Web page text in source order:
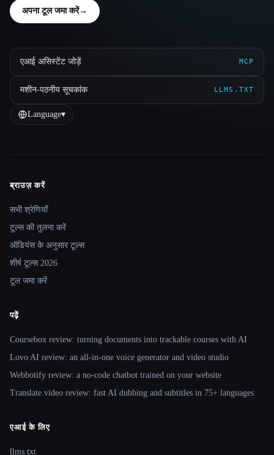
अपना टूल जमा करें→
एआई असिस्टेंट जोड़ें MCP
मशीन-पठनीय सूचकांक LLMS.TXT
Language▾
Site navigation
ब्राउज़ करें
सभी श्रेणियाँ
टूल्स की तुलना करें
ऑडियंस के अनुसार टूल्स
शीर्ष टूल्स 2026
टूल जमा करें
पढ़ें
Coursebox review: turning documents into trackable courses with AI
Lovo AI review: an all-in-one voice generator and video studio
Webbotify review: a no-code chatbot trained on your website
Translate.video review: fast AI dubbing and subtitles in 75+ languages
एआई के लिए
llms.txt